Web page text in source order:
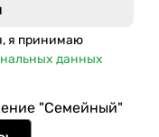
я принимаю
данных
"Семейный"